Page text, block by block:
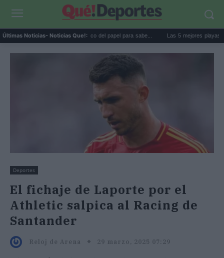
Últimas Noticias- Noticias Que!:
goma de la nevera: el truco del papel para sabe... Las 5 mejores playas de
Deportes
El fichaje de Laporte por el
Athletic salpica al Racing de
Santander
Reloj de Arena 29 marzo, 2025 07:29